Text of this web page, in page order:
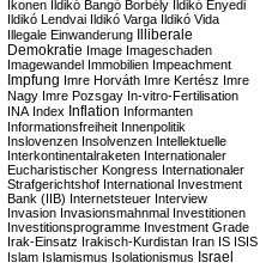
Ikonen Ildikó Bangó Borbély Ildikó Enyedi
Ildikó Lendvai Ildikó Varga Ildikó Vida
Illegale Einwanderung Illiberale
Demokratie Image Imageschaden
Imagewandel Immobilien Impeachment
Impfung Imre Horváth Imre Kertész Imre
Nagy Imre Pozsgay In-vitro-Fertilisation
INA Index Inflation Informanten
Informationsfreiheit Innenpolitik
Inslovenzen Insolvenzen Intellektuelle
Interkontinentalraketen Internationaler
Eucharistischer Kongress Internationaler
Strafgerichtshof International Investment
Bank (IIB) Internetsteuer Interview
Invasion Invasionsmahnmal Investitionen
Investitionsprogramme Investment Grade
Irak-Einsatz Irakisch-Kurdistan Iran IS ISIS
Islam Islamismus Isolationismus Israel